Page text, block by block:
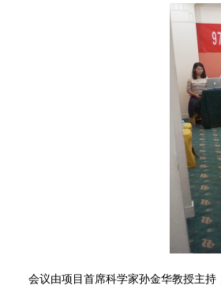
会议由项目首席科学家孙金华教授主